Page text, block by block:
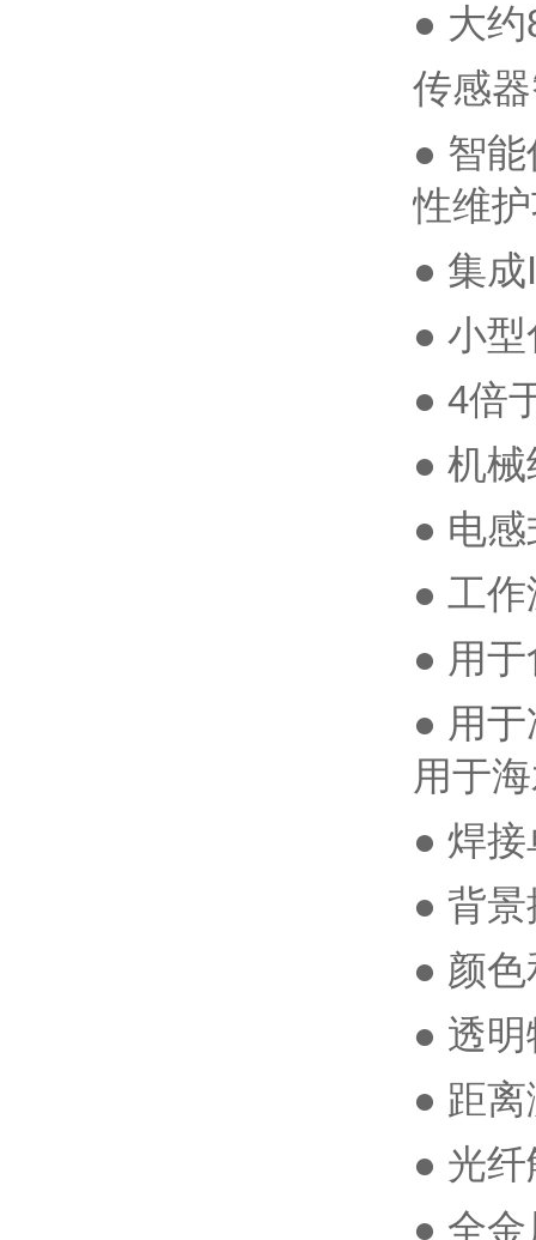
● 大
传感
● 智
性维
● 集
● 小
● 4倍
● 机
● 电
● 工
● 用
● 用
用于
● 焊
● 背
● 颜
● 透
● 距
● 光
● 全